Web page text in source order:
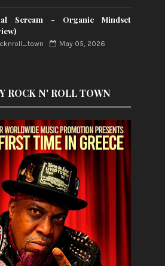
Scream - Organic Mindset
May 05, 2026
ROCK N' ROLL TOWN